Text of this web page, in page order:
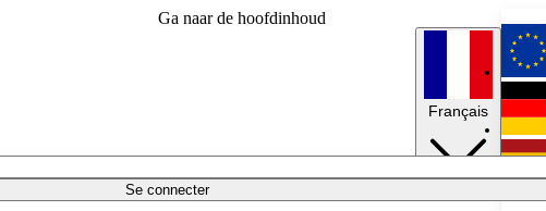
Ga naar de hoofdinhoud
Se connecter
Français